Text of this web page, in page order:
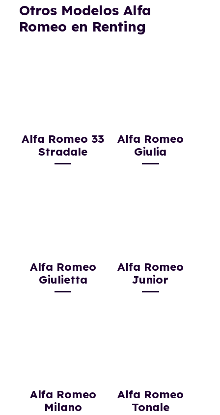
gusta cambiar de coche cada pocos años.
Otros Modelos Alfa
Romeo en Renting
Alfa Romeo 33
Stradale
Alfa Romeo
Giulia
Alfa Romeo
Giulietta
Alfa Romeo
Junior
Alfa Romeo
Milano
Alfa Romeo
Tonale